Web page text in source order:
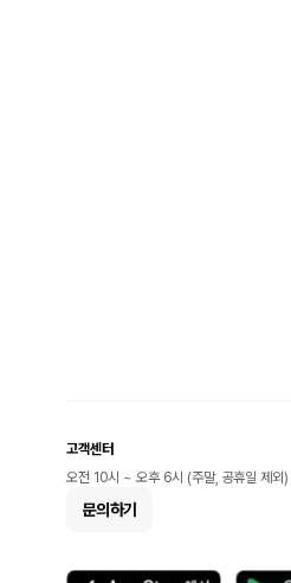
고객센터
오전 10시 ~ 오후 6시 (주말, 공휴일 제외)
문의하기